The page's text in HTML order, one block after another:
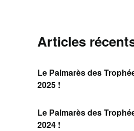
Articles
Le Palmarès des
2025 !
Le Palmarès des
2024 !